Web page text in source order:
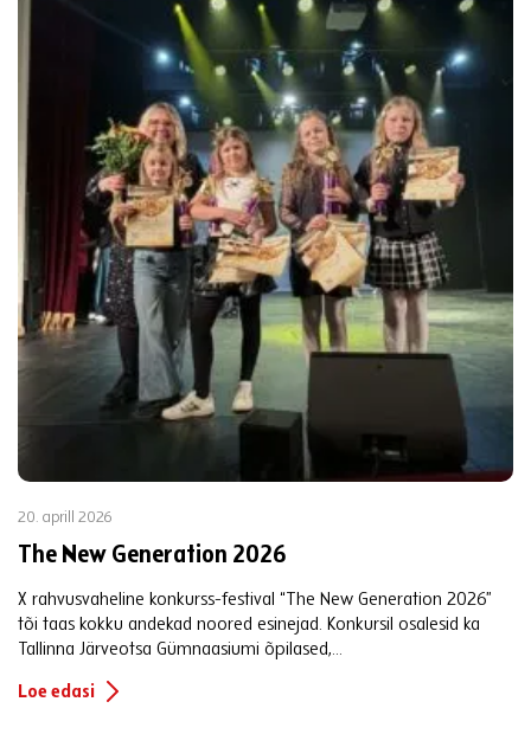
20. aprill 2026
The New Generation 2026
X rahvusvaheline konkurss-festival “The New Generation 2026”
tõi taas kokku andekad noored esinejad. Konkursil osalesid ka
Tallinna Järveotsa Gümnaasiumi õpilased,...
Loe edasi